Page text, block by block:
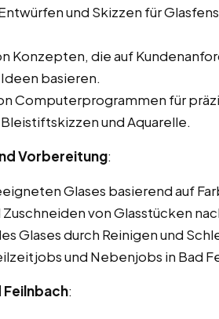
und Skizzen für
Konzepten, die auf
basieren.
Computerprogrammen für
und Aquarelle.
Vorbereitung:
Glases basierend auf
von Glasstücken
Glases durch Reinigen und
und Nebenjobs in Bad
Feilnbach: